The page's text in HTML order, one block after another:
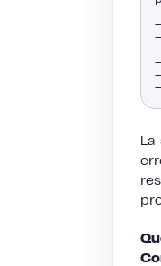
La